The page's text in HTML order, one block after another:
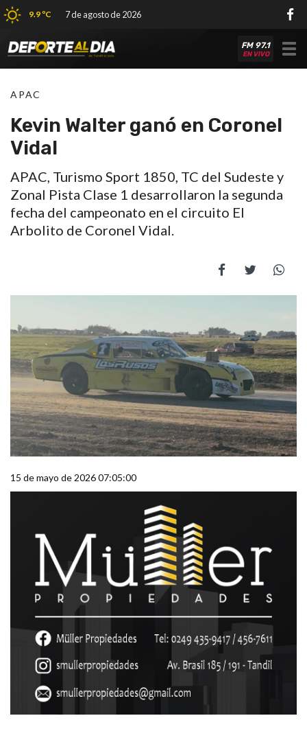
9.9 ºC 7 de agosto de 2026
FM 97.1
EN VIVO
APAC
Kevin Walter ganó en Coronel
Vidal
APAC, Turismo Sport 1850, TC del Sudeste y
Zonal Pista Clase 1 desarrollaron la segunda
fecha del campeonato en el circuito El
Arbolito de Coronel Vidal.
15 de mayo de 2026 07:05:00